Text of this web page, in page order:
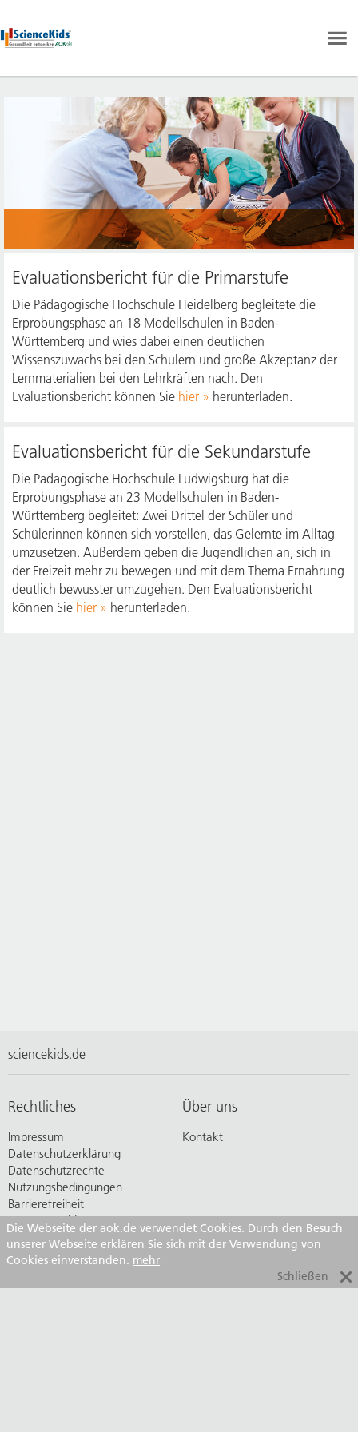
Evaluationsbericht für die Primarstufe
Die Pädagogische Hochschule Heidelberg begleitete die
Erprobungsphase an 18 Modellschulen in Baden-
Württemberg und wies dabei einen deutlichen
Wissenszuwachs bei den Schülern und große Akzeptanz der
Lernmaterialien bei den Lehrkräften nach. Den
Evaluationsbericht können Sie hier herunterladen.
Evaluationsbericht für die Sekundarstufe
Die Pädagogische Hochschule Ludwigsburg hat die
Erprobungsphase an 23 Modellschulen in Baden-
Württemberg begleitet: Zwei Drittel der Schüler und
Schülerinnen können sich vorstellen, das Gelernte im Alltag
umzusetzen. Außerdem geben die Jugendlichen an, sich in
der Freizeit mehr zu bewegen und mit dem Thema Ernährung
deutlich bewusster umzugehen. Den Evaluationsbericht
können Sie hier herunterladen.
Die Webseite der aok.de verwendet Cookies. Durch den Besuch
unserer Webseite erklären Sie sich mit der Verwendung von
Cookies einverstanden. mehr
Schließen
sciencekids.de
Rechtliches
Impressum
Datenschutzerklärung
Datenschutzrechte
Nutzungsbedingungen
Barrierefreiheit
Barriere melden
Über uns
Kontakt
Herausgeber